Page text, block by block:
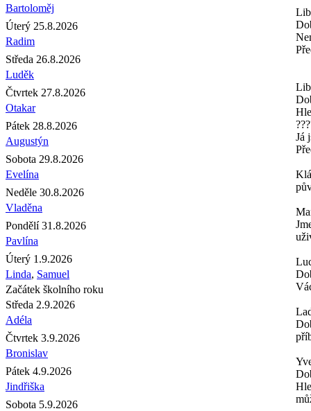
Bartoloměj
Úterý 25.8.2026
Radim
Středa 26.8.2026
Luděk
Čtvrtek 27.8.2026
Otakar
Pátek 28.8.2026
Augustýn
Sobota 29.8.2026
Evelína
Neděle 30.8.2026
Vladěna
Pondělí 31.8.2026
Pavlína
Úterý 1.9.2026
Linda, Samuel
Začátek školního roku
Středa 2.9.2026
Adéla
Čtvrtek 3.9.2026
Bronislav
Pátek 4.9.2026
Jindřiška
Sobota 5.9.2026
Já